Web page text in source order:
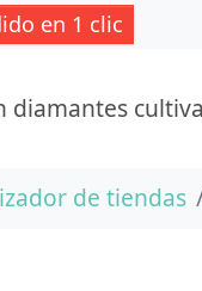
en 1 clic
diamantes
de tiendas